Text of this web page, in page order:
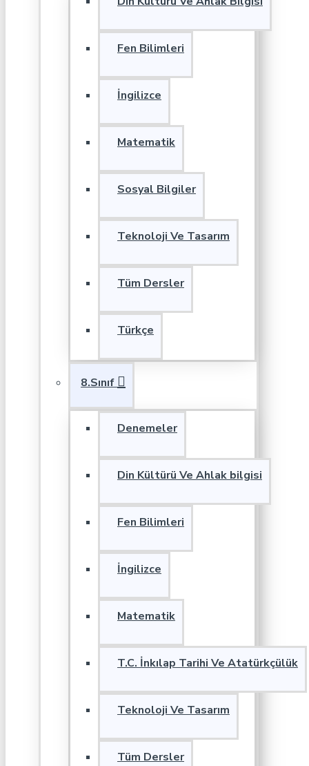
Fen Bilimleri
İngilizce
Matematik
Sosyal Bilgiler
Teknoloji Ve Tasarım
Tüm Dersler
Türkçe
8.Sınıf
Denemeler
Din Kültürü Ve Ahlak bilgisi
Fen Bilimleri
İngilizce
Matematik
T.C. İnkılap Tarihi Ve Atatürkçülük
Teknoloji Ve Tasarım
Tüm Dersler